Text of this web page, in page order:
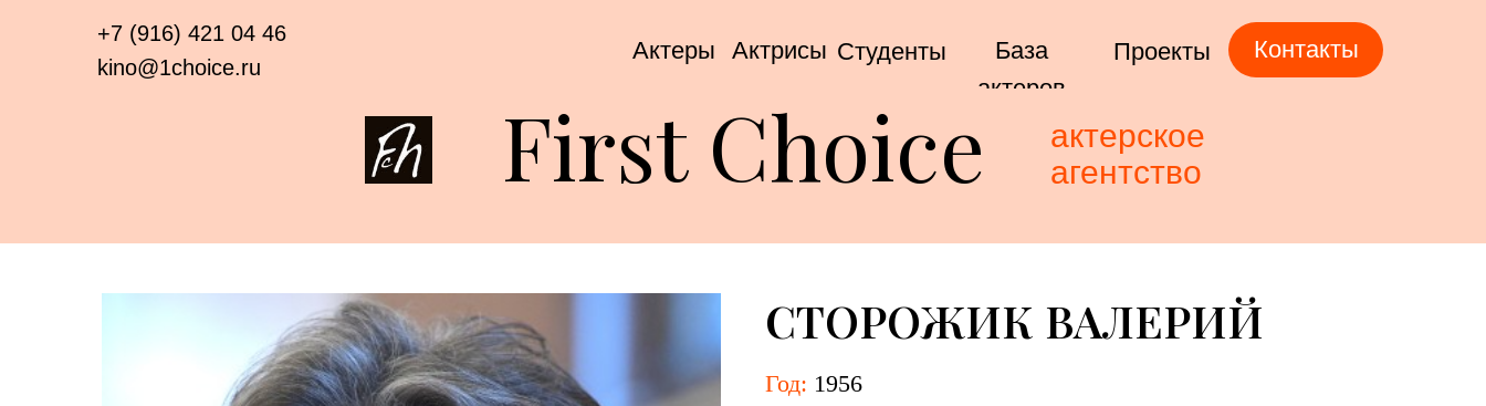
Актеры Актрисы
База
актеров
Студенты Проекты Контакты
+7 (916) 421 04 46
kino@1choice.ru
актерское
агентство
First Choice
СТОРОЖИК ВАЛЕРИЙ
Год: 1956